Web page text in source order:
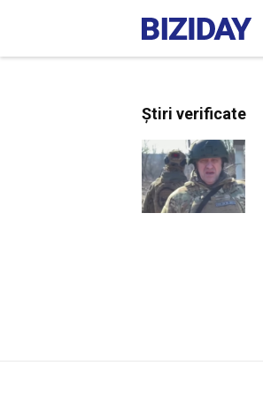
Știri verificate